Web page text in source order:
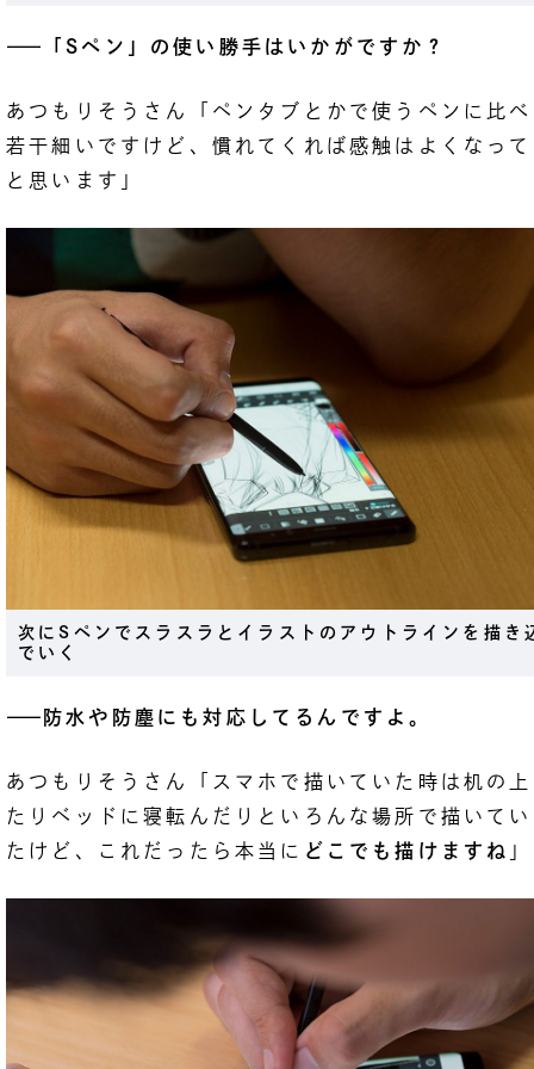
―― 「Sペン」の使い勝手はいかがですか？
あつもりそうさん「ペンタブとかで使うペンに比
若干細いですけど、慣れてくれば感触はよくなっ
と思います」
次にSペンでスラスラとイラストのアウトラインを描き
でいく
―― 防水や防塵にも対応してるんですよ。
あつもりそうさん「スマホで描いていた時は机の
たりベッドに寝転んだりといろんな場所で描いて
たけど、これだったら本当に どこでも描けますね 」